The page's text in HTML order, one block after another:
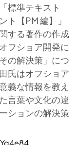
標準テキスト
ト【PM 編】」
する著作の作成
フショア開発に
の解決策」につ
氏はオフショア
義な情報を教え
言葉や文化の違
ションの解決策